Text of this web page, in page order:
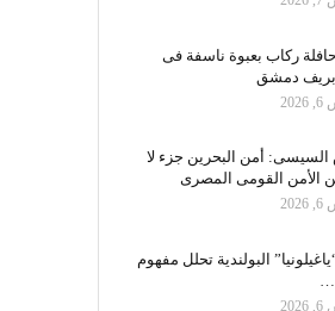
ركاب بعبوة ناسفة فى
بريف دمشق
السيسى: أمن البحرين جزء لا
الأمن القومى المصرى
البولندية تحلل مفهوم